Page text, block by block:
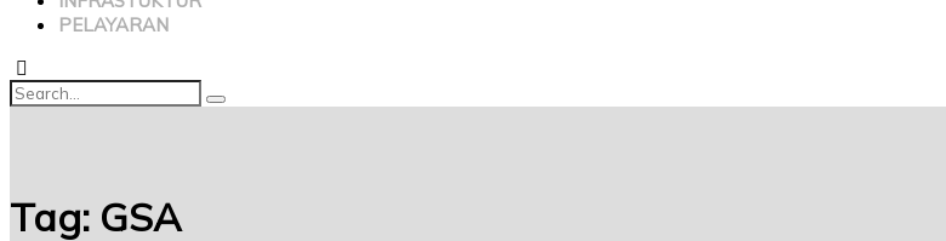
PELAYARAN
Tag: GSA